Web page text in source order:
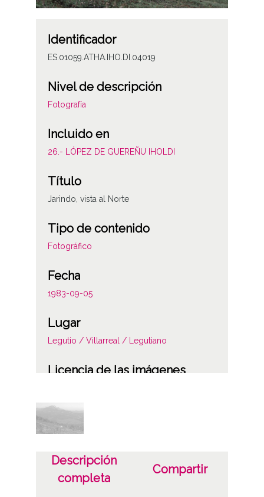
Identificador
ES.01059.ATHA.IHO.DI.04019
Nivel de descripción
Fotografía
Incluido en
26.- LÓPEZ DE GUEREÑU IHOLDI
Título
Jarindo, vista al Norte
Tipo de contenido
Fotográfico
Fecha
1983-09-05
Lugar
Legutio / Villarreal / Legutiano
Licencia de las imágenes
Descripción
completa
Compartir